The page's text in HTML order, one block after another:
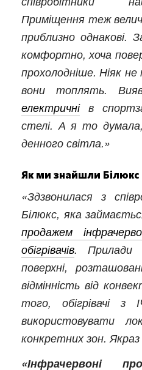
Приміщення теж
приблизно однакові.
комфортно, хоча
прохолодніше. Ніяк
вони топлять.
електричнів
стелі. А я то
денного світла.»
Як ми знайшли Білюкс
«Здзвонилася з
Білюкс, яка
продажем
обігрівачів. Прилади
поверхні,
відмінність від
того, обігрівачі з
використовувати
конкретних зон.
«Інфрачервоні